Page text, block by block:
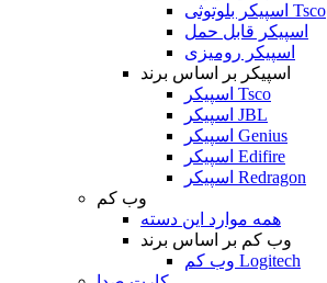
اسپیکر بلوتوثی Tsco
اسپیکر قابل حمل
اسپیکر رومیزی
اسپیکر بر اساس برند
اسپیکر Tsco
اسپیکر JBL
اسپیکر Genius
اسپیکر Edifire
اسپیکر Redragon
وب کم
همه موارد این دسته
وب کم بر اساس برند
وب کم Logitech